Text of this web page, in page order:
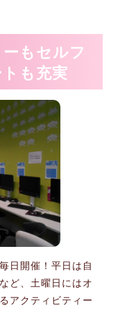
もセルフ
も充実
日開催！平日は自
ど、土曜日にはオ
アクティビティー